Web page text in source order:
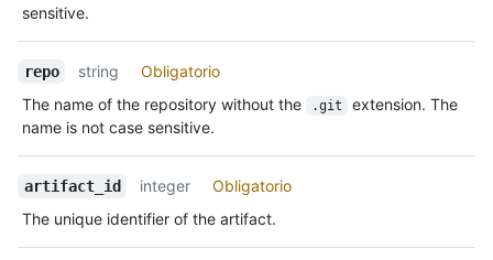
sensitive.
repo string
Obligatorio
The name of the repository without the
.git
extension. The
name is not case sensitive.
artifact_id integer
Obligatorio
The unique identifier of the artifact.